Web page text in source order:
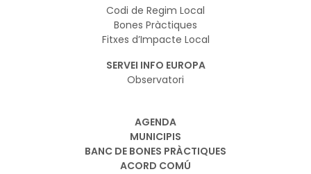
Codi de Regim Local
Bones Pràctiques
Fitxes d’Impacte Local
SERVEI INFO EUROPA
Observatori
AGENDA
MUNICIPIS
BANC DE BONES PRÀCTIQUES
ACORD COMÚ